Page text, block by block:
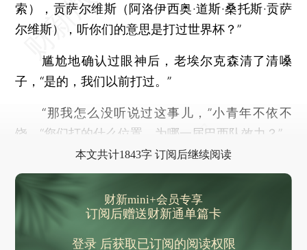
索），贡萨尔维斯（阿洛伊西奥·道斯·桑托斯·贡萨
尔维斯），听你们的意思是打过世界杯？”
尴尬地确认过眼神后，老埃尔克森清了清嗓
子，“是的，我们以前打过。”
“那我怎么没听说过这事儿，”小青年不依不
饶，“您们打的什么位置，为哪一届巴西队效力？”
本文共计1843字 订阅后继续阅读
财新mini+会员专享
订阅后赠送财新通单篇卡
登录后获取已订阅的阅读权限